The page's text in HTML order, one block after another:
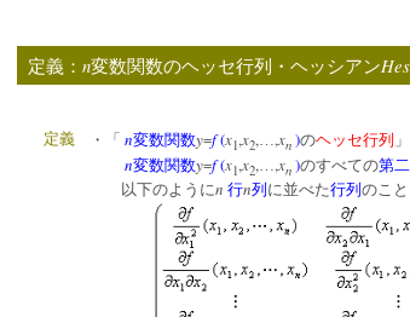
定義：n変数関数のヘッセ行列・ヘッシアン
定義 ・「 n変数関数y=f(x1,x2,…,xn )のヘッセ行列
n変数関数y=f(x1,x2, ,xn )のすべての第
以下のようにn 行n列 に並べた行列 のこと